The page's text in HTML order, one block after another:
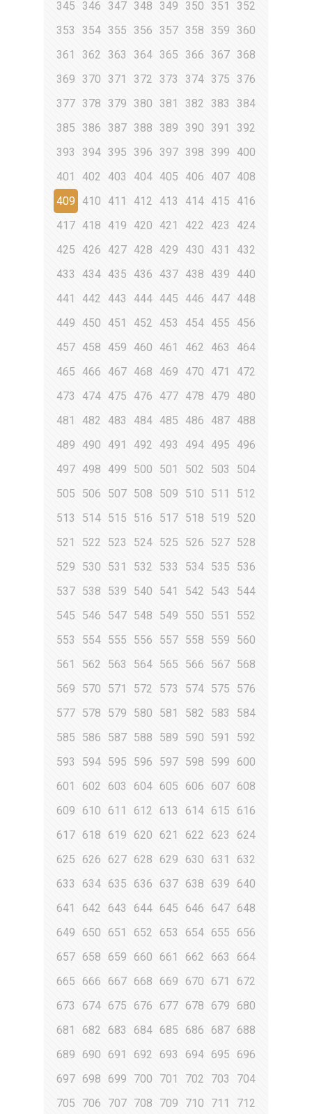
345 346 347 348 349 350 351
352
353
354 355 356 357 358 359 360
361
362 363 364 365 366 367 368
369
370 371 372 373 374 375 376
377 378 379 380 381 382 383
384
385
386 387 388 389 390 391
392
393
394 395 396 397 398 399
400
401
402 403 404 405 406 407 408
409
410 411 412 413 414 415
416
417 418 419 420 421 422 423
424
425
426 427 428 429 430 431
432
433
434 435 436 437 438 439
440
441
442 443 444 445 446 447 448
449
450 451 452 453 454 455
456
457 458 459 460 461 462 463
464
465
466 467 468 469 470 471
472
473
474 475 476 477 478 479
480
481
482 483 484 485 486 487 488
489
490 491 492 493 494 495
496
497 498 499 500 501 502 503
504
505
506 507 508 509 510 511
512
513
514 515 516 517 518 519
520
521
522 523 524 525 526 527 528
529
530 531 532 533 534 535
536
537 538 539 540 541 542 543
544
545
546 547 548 549 550 551
552
553
554 555 556 557 558 559
560
561
562 563 564 565 566 567 568
569
570 571 572 573 574 575
576
577 578 579 580 581 582 583
584
585
586 587 588 589 590 591
592
593
594 595 596 597 598 599
600
601
602 603 604 605 606 607 608
609
610 611 612 613 614 615
616
617 618 619 620 621 622 623
624
625
626 627 628 629 630 631
632
633
634 635 636 637 638 639 640
641
642 643 644 645 646 647 648
649
650 651 652 653 654 655 656
657 658 659 660 661 662 663
664
665
666 667 668 669 670 671
672
673
674 675 676 677 678 679
680
681
682 683 684 685 686 687 688
689
690 691 692 693 694 695
696
697 698 699 700 701 702 703
704
705
706 707 708 709 710 711
712